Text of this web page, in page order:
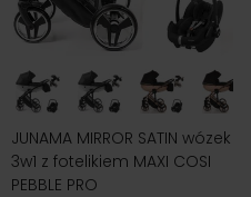
JUNAMA MIRROR SATIN wózek
3w1 z fotelikiem MAXI COSI
PEBBLE PRO